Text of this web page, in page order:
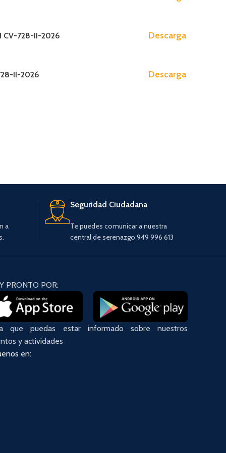
CV-728-II-2026 Descarga
II-2026 Descarga
a
Seguridad Ciudadana
Te puedes comunicar a nuestra
central de serenazgo 949 996 613
PRONTO POR:
que puedas estar informado sobre nuestros
y actividades
en: